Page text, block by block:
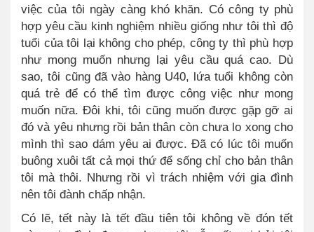
việc của tôi ngày càng khó khăn. Có công ty phù
hợp yêu cầu kinh nghiệm nhiều giống như tôi thì độ
tuổi của tôi lại không cho phép, công ty thì phù hợp
như mong muốn nhưng lại yêu cầu quá cao. Dù
sao, tôi cũng đã vào hàng U40, lứa tuổi không còn
quá trẻ để có thể tìm được công việc như mong
muốn nữa. Đôi khi, tôi cũng muốn được gặp gỡ ai
đó và yêu nhưng rồi bản thân còn chưa lo xong cho
mình thì sao dám yêu ai được. Đã có lúc tôi muốn
buông xuôi tất cả mọi thứ để sống chỉ cho bản thân
tôi mà thôi. Nhưng rồi vì trách nhiệm với gia đình
nên tôi đành chấp nhận.
Có lẽ, tết này là tết đầu tiên tôi không về đón tết